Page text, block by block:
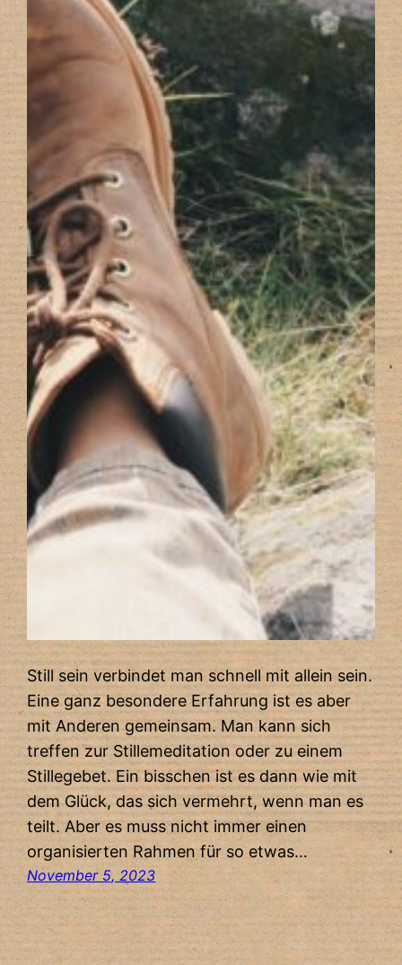
Still sein verbindet man schnell mit allein sein.
Eine ganz besondere Erfahrung ist es aber
mit Anderen gemeinsam. Man kann sich
treffen zur Stillemeditation oder zu einem
Stillegebet. Ein bisschen ist es dann wie mit
dem Glück, das sich vermehrt, wenn man es
teilt. Aber es muss nicht immer einen
organisierten Rahmen für so etwas…
November 5, 2023